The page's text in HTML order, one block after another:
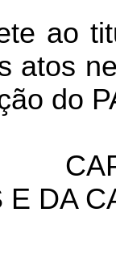
ao
atos
do
E DA